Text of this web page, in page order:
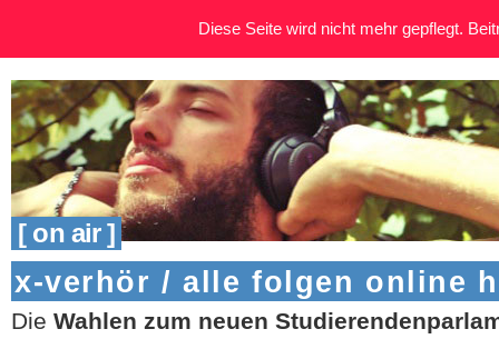
[ on air ]
x-verhör / alle folgen online
Die Wahlen zum neuen
Diese Seite wird nicht mehr gepflegt.